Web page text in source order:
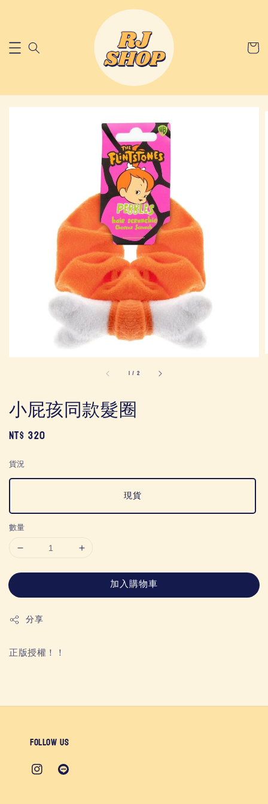
1 / 2
小屁孩同款髮圈
Regular
NT$ 320
貨況
現貨
數量
加入購物車
分享
正版授權！！
Follow us